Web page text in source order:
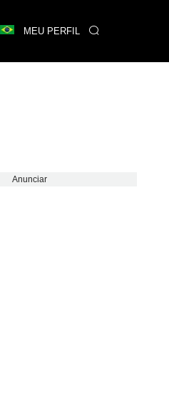
MEU PERFIL
Anunciar